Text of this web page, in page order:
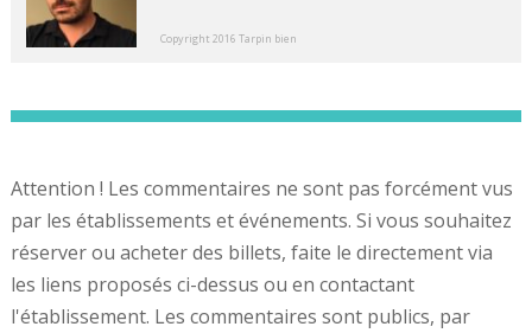
Copyright 2016 Tarpin bien
Attention ! Les commentaires ne sont pas forcément vus
par les établissements et événements. Si vous souhaitez
réserver ou acheter des billets, faite le directement via
les liens proposés ci-dessus ou en contactant
l'établissement. Les commentaires sont publics, par